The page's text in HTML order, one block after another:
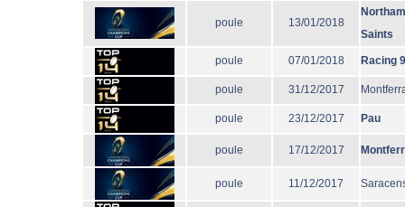
poule 13/01/2018
Saints
poule 07/01/2018 Racing
poule 31/12/2017
poule 23/12/2017 Pau
poule 17/12/2017
poule 11/12/2017